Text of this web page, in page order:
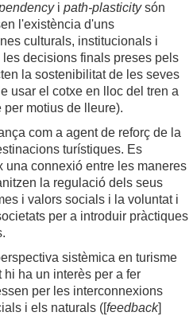
i path-plasticitysón
l'existència d'uns
culturals, institucionals i
decisions finals preses pels
la sostenibilitat de les seves
usar el cotxe en lloc del tren a
per motius de lleure).
com a agent de reforç de la
turístiques. Es
una connexió entre les maneres
la regulació dels seus
i valors socials i la voluntat i
per a introduir pràctiques
sistèmica en turisme
ha un interès per a fer
per les interconnexions
i els naturals ([feedback]